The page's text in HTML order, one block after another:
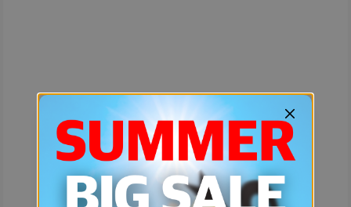
예상치 못한 에러입니다.